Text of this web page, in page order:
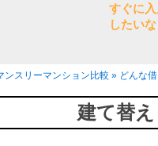
すぐに
したい
ンスリーマンション比較 » どんな
建て替